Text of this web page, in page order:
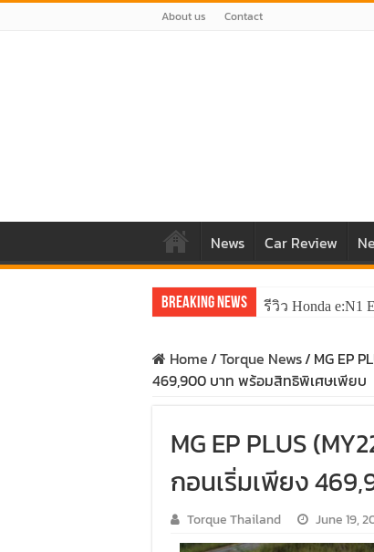
About us Contact
News Car Review
Breaking News รีวิว Honda e:N1
Home/Torque News/ MG EP
469,900 บาท พร้อมสิทธิพิเศษเพียบ
MG EP PLUS
กอนเริ่มเพียง
Torque Thailand June 19,